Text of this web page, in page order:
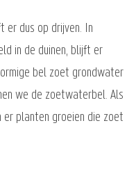
er dus op drijven. In
in de duinen, blijft er
bel zoet grondwater
we de zoetwaterbel. Als
er planten groeien die zoet